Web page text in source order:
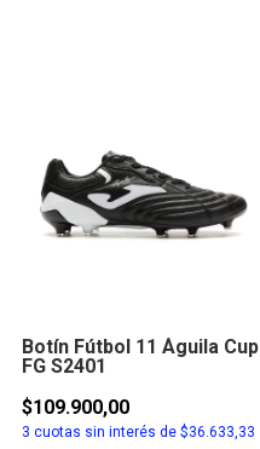
Botín Fútbol 11 Águila Cup
FG S2401
$109.900,00
3 cuotas sin interés de $36.633,33